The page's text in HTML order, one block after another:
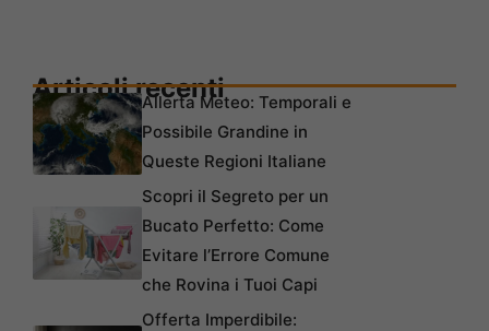
Articoli recentiAllerta Meteo: Temporali e
Possibile Grandine in
Queste Regioni Italiane
Scopri il Segreto per un
Bucato Perfetto: Come
Evitare l’Errore Comune
che Rovina i Tuoi Capi
Offerta Imperdibile: